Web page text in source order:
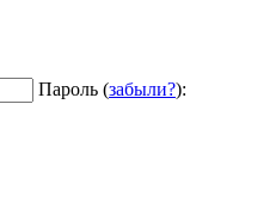
Пароль (забыли?):